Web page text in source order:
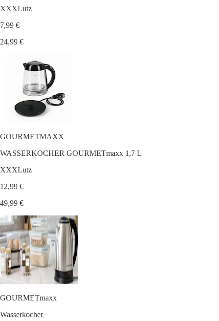
XXXLutz
7,99 €
24,99 €
GOURMETMAXX
WASSERKOCHER GOURMETmaxx 1,7 L
XXXLutz
12,99 €
49,99 €
GOURMETmaxx
Wasserkocher